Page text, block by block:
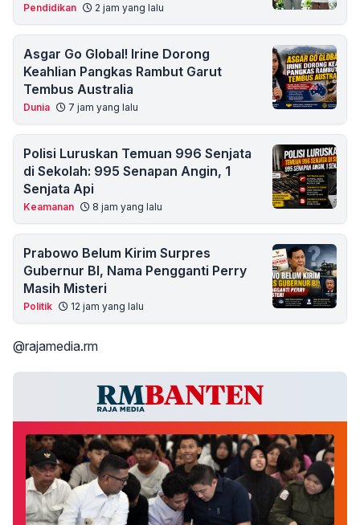
Pendidikan 2 jam yang lalu
Asgar Go Global! Irine Dorong
Keahlian Pangkas Rambut Garut
Tembus Australia
Dunia 7 jam yang lalu
Polisi Luruskan Temuan 996 Senjata
di Sekolah: 995 Senapan Angin, 1
Senjata Api
Keamanan 8 jam yang lalu
Prabowo Belum Kirim Surpres
Gubernur BI, Nama Pengganti Perry
Masih Misteri
Politik 12 jam yang lalu
@rajamedia.rm